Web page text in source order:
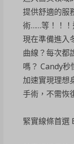
提供舒適的服
術……等！！！
現在準備進入
曲線？每次都
嗎？ Candy秒
加速實現理想
手術，不需恢
緊實線條首選